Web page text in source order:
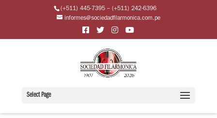
(+511) 445-7395 – (+511) 242-6396
informes@sociedadfilarmonica.com.pe
Select Page